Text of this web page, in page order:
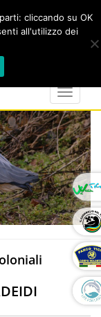
marker
Toggle
cliccando su OK
all'utilizzo dei